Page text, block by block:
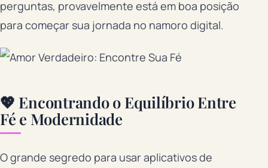
perguntas, provavelmente está em boa posição
para começar sua jornada no namoro digital.
💖 Encontrando o Equilíbrio Entre
Fé e Modernidade
O grande segredo para usar aplicativos de